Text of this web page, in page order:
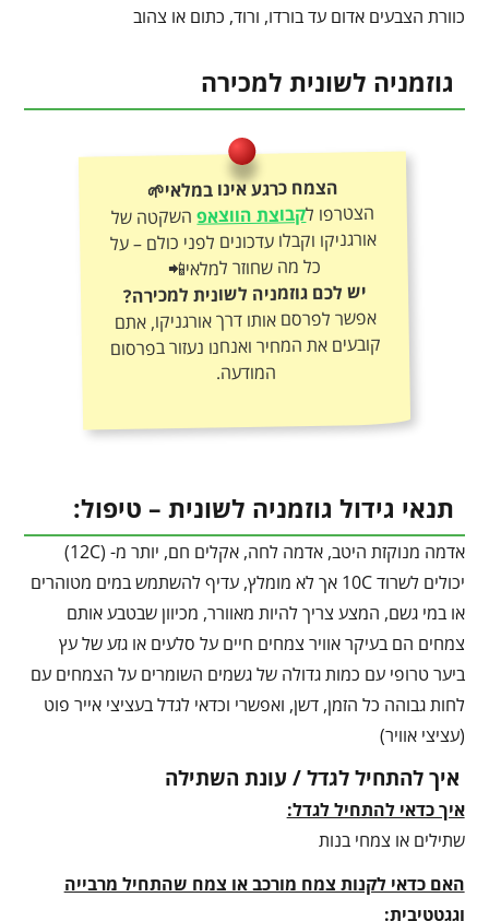
כוורת הצבעים אדום עד בורדו, ורוד, כתום או צהוב
גוזמניה לשונית למכירה
הצמח כרגע אינו במלאי🌱
הצטרפו לקבוצת הווצאפהשקטה של
אורגניקו וקבלו עדכונים לפני כולם – על
כל מה שחוזר למלאי📲
יש לכם גוזמניה לשונית למכירה?
אפשר לפרסם אותו דרך אורגניקו, אתם
קובעים את המחיר ואנחנו נעזור בפרסום
המודעה.
תנאי גידול גוזמניה לשונית – טיפול:
אדמה מנוקזת היטב, אדמה לחה, אקלים חם, יותר מ- (12C)
יכולים לשרוד 10C אך לא מומלץ, עדיף להשתמש במים מטוהרים
או במי גשם, המצע צריך להיות מאוורר, מכיוון שבטבע אותם
צמחים הם בעיקר אוויר צמחים חיים על סלעים או גזע של עץ
ביער טרופי עם כמות גדולה של גשמים השומרים על הצמחים עם
לחות גבוהה כל הזמן, דשן, ואפשרי וכדאי לגדל בעציצי אייר פוט
(עציצי אוויר)
איך להתחיל לגדל / עונת השתילה
איך כדאי להתחיל לגדל:
שתילים או צמחי בנות
האם כדאי לקנות צמח מורכב או צמח שהתחיל מרבייה
וגגטטיבית: